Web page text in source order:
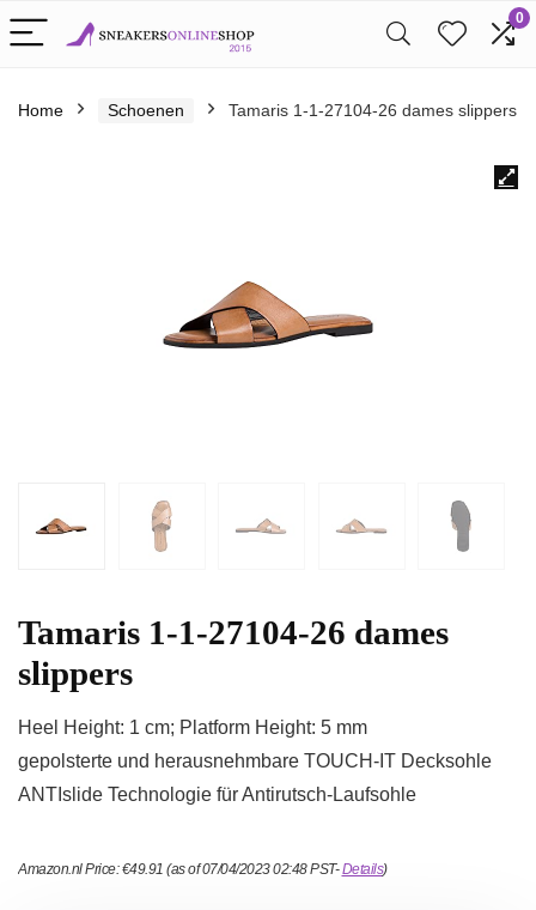
0
Home Schoenen Tamaris 1-1-27104-26 dames slippers
Tamaris 1-1-27104-26 dames
slippers
Heel Height: 1 cm; Platform Height: 5 mm
gepolsterte und herausnehmbare TOUCH-IT Decksohle
ANTIslide Technologie für Antirutsch-Laufsohle
Amazon.nl Price:€49.91 (as of 07/04/2023 02:48 PST-Details)